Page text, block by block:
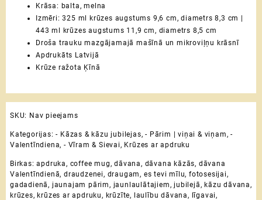
Krāsa: balta, melna
Izmēri: 325 ml krūzes augstums 9,6 cm, diametrs 8,3 cm |
443 ml krūzes augstums 11,9 cm, diametrs 8,5 cm
Droša trauku mazgājamajā mašīnā un mikroviļņu krāsnī
Apdrukāts Latvijā
Krūze ražota Ķīnā
SKU: Nav pieejams
Kategorijas:- Kāzas & kāzu jubilejas,- Pārim | viņai & viņam ,-
Valentīndiena,- Vīram & Sievai , Krūzes ar apdruku
Birkas:apdruka , coffee mug ,dāvana , dāvana kāzās, dāvana
Valentīndienā,draudzenei , draugam , es tevi mīlu,fotosesijai ,
gadadienā , jaunajam pārim , jaunlaulātajiem ,jubilejā ,kāzu dāvana ,
krūzes,krūzes ar apdruku , krūzīte, laulību dāvana , līgavai ,